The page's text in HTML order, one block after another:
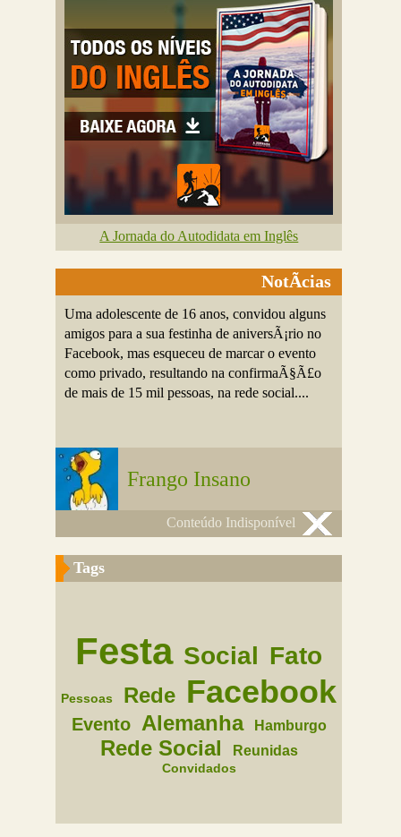
A Jornada do Autodidata em Inglês
NotÃ­cias
Uma adolescente de 16 anos, convidou alguns
amigos para a sua festinha de aniversÃ¡rio no
Facebook, mas esqueceu de marcar o evento
como privado, resultando na confirmaÃ§Ã£o
de mais de 15 mil pessoas, na rede social....
Frango Insano
Conteúdo Indisponível
Tags
Festa Social Fato
Pessoas Rede Facebook
Evento Alemanha Hamburgo
Rede Social Reunidas
Convidados